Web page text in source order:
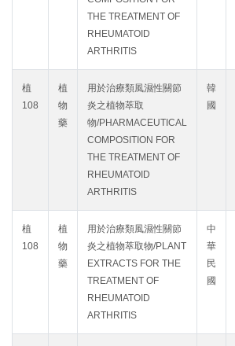
THE TREATMENT OF
RHEUMATOID
ARTHRITIS
植
108
植
物
藥
用於治療類風濕性關節
炎之植物萃取
物/PHARMACEUTICAL
COMPOSITION FOR
THE TREATMENT OF
RHEUMATOID
ARTHRITIS
韓
國
植
108
植
物
藥
用於治療類風濕性關節
炎之植物萃取物/PLANT
EXTRACTS FOR THE
TREATMENT OF
RHEUMATOID
ARTHRITIS
中
華
民
國